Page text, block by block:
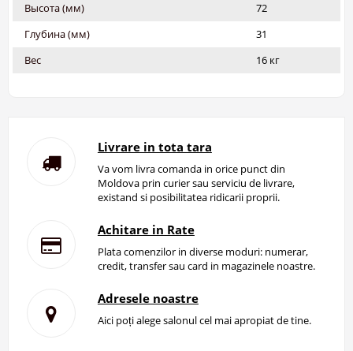
Высота (мм)
72
Глубина (мм)
31
Вес
16 кг
Livrare in tota tara
Va vom livra comanda in orice punct din
Moldova prin curier sau serviciu de livrare,
existand si posibilitatea ridicarii proprii.
Achitare in Rate
Plata comenzilor in diverse moduri: numerar,
credit, transfer sau card in magazinele noastre.
Adresele noastre
Aici poți alege salonul cel mai apropiat de tine.